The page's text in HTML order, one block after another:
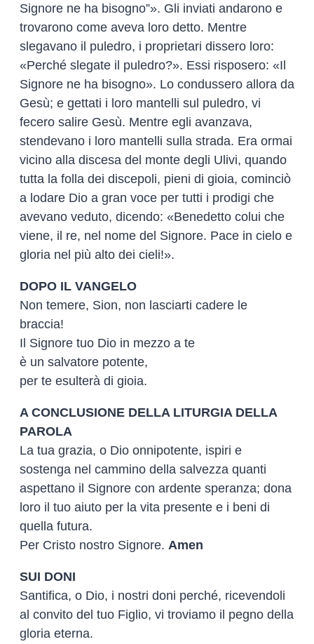
Signore ne ha bisogno”». Gli inviati andarono e
trovarono come aveva loro detto. Mentre
slegavano il puledro, i proprietari dissero loro:
«Perché slegate il puledro?». Essi risposero: «Il
Signore ne ha bisogno». Lo condussero allora da
Gesù; e gettati i loro mantelli sul puledro, vi
fecero salire Gesù. Mentre egli avanzava,
stendevano i loro mantelli sulla strada. Era ormai
vicino alla discesa del monte degli Ulivi, quando
tutta la folla dei discepoli, pieni di gioia, cominciò
a lodare Dio a gran voce per tutti i prodigi che
avevano veduto, dicendo: «Benedetto colui che
viene, il re, nel nome del Signore. Pace in cielo e
gloria nel più alto dei cieli!».
DOPO IL VANGELO
Non temere, Sion, non lasciarti cadere le
braccia!
Il Signore tuo Dio in mezzo a te
è un salvatore potente,
per te esulterà di gioia.
A CONCLUSIONE DELLA LITURGIA DELLA
PAROLA
La tua grazia, o Dio onnipotente, ispiri e
sostenga nel cammino della salvezza quanti
aspettano il Signore con ardente speranza; dona
loro il tuo aiuto per la vita presente e i beni di
quella futura.
Per Cristo nostro Signore. Amen
SUI DONI
Santifica, o Dio, i nostri doni perché, ricevendoli
al convito del tuo Figlio, vi troviamo il pegno della
gloria eterna.